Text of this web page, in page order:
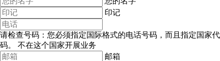
印记
请检查号码：您必须指定国际格式的电话号码，而且指定国家代
码。
不在这个国家开展业务
邮箱